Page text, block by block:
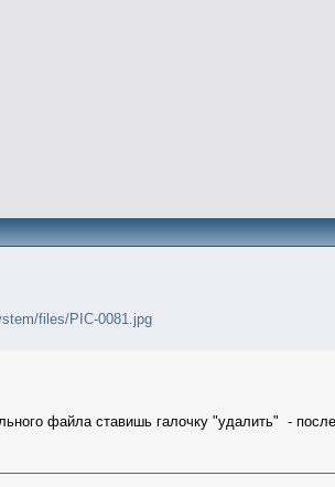
files/PIC-0081.jpg
файла ставишь галочку "удалить" -